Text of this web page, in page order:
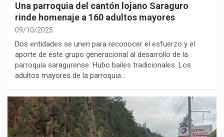
Una parroquia del cantón lojano Saraguro
rinde homenaje a 160 adultos mayores
09/10/2025
Dos entidades se unen para reconocer el esfuerzo y el
aporte de este grupo generacional al desarrollo de la
parroquia saragurense. Hubo bailes tradicionales. Los
adultos mayores de la parroquia…